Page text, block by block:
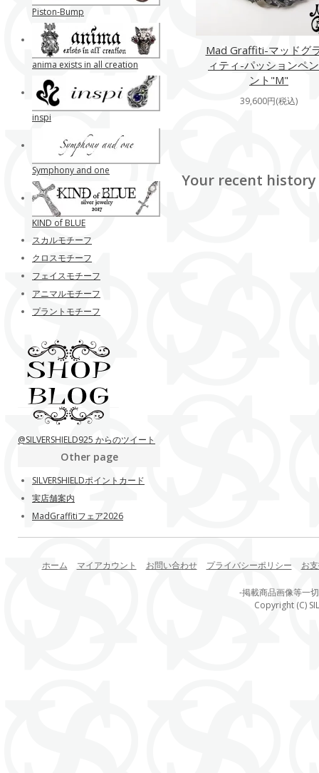
Mad Graffiti-マッドグ
ィティ-パッションペ
ント"M"
39,600円(税込)
Your recent history
Piston-Bump
anima exists in all creation
inspi
Symphony and one
KIND of BLUE
スカルモチーフ
クロスモチーフ
フェイスモチーフ
アニマルモチーフ
プラントモチーフ
@SILVERSHIELD925 からのツイート
Other page
SILVERSHIELDポイントカード
実店舗案内
MadGraffitiフェア2026
ホーム マイアカウント お問い合わせ プライバシーポリシー お
-掲載商品画像等一
Copyright (C)